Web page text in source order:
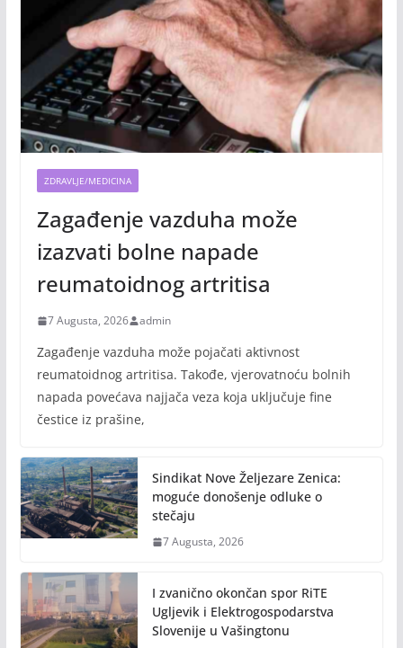
ZDRAVLJE/MEDICINA
Zagađenje vazduha može
izazvati bolne napade
reumatoidnog artritisa
7 Augusta, 2026 admin
Zagađenje vazduha može pojačati aktivnost
reumatoidnog artritisa. Takođe, vjerovatnoću bolnih
napada povećava najjača veza koja uključuje fine
čestice iz prašine,
Sindikat Nove Željezare Zenica:
moguće donošenje odluke o
stečaju
7 Augusta, 2026
I zvanično okončan spor RiTE
Ugljevik i Elektrogospodarstva
Slovenije u Vašingtonu